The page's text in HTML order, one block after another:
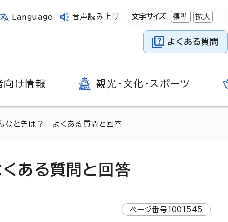
Language 音声読み上げ 文字サイズ 標準 拡大
よくある質問
向け情報 観光・文化・スポーツ
なときは？ よくある質問と回答
ある質問と回答
ページ番号1001545